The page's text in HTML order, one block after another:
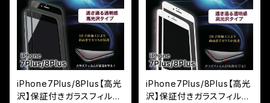
iPhone7Plus/8Plus【高光
沢】保証付きガラスフィルム
iPhone7Plus/8Plus【高光
沢】保証付きガラスフィルム